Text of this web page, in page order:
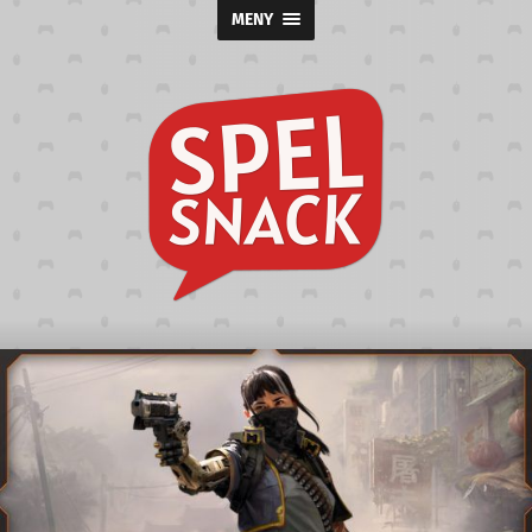
MENY
Spelsnack